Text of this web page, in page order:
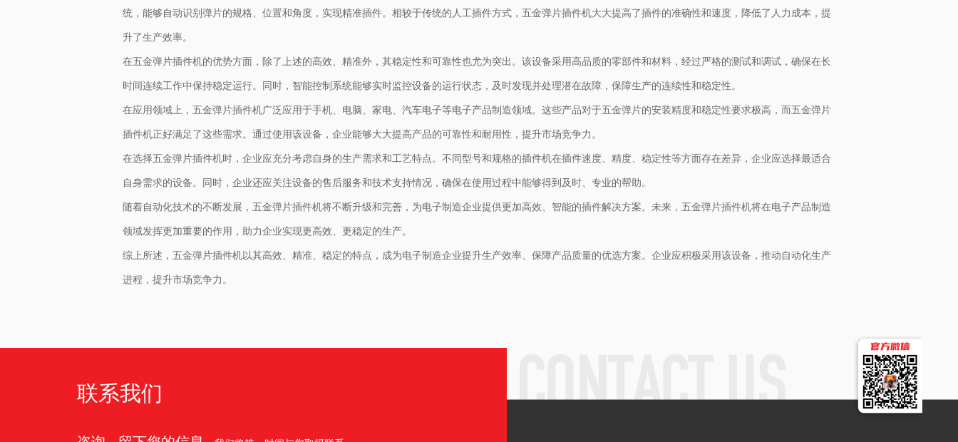
统，能够自动识别弹片的规格、位置和角度，实现精准插件。相较于传统的人工插件方式，五金弹片插件机大大提高了插件的准确性和速度，降低了人力成本，提
升了生产效率。
在五金弹片插件机的优势方面，除了上述的高效、精准外，其稳定性和可靠性也尤为突出。该设备采用高品质的零部件和材料，经过严格的测试和调试，确保在长
时间连续工作中保持稳定运行。同时，智能控制系统能够实时监控设备的运行状态，及时发现并处理潜在故障，保障生产的连续性和稳定性。
在应用领域上，五金弹片插件机广泛应用于手机、电脑、家电、汽车电子等电子产品制造领域。这些产品对于五金弹片的安装精度和稳定性要求极高，而五金弹片
插件机正好满足了这些需求。通过使用该设备，企业能够大大提高产品的可靠性和耐用性，提升市场竞争力。
在选择五金弹片插件机时，企业应充分考虑自身的生产需求和工艺特点。不同型号和规格的插件机在插件速度、精度、稳定性等方面存在差异，企业应选择最适合
自身需求的设备。同时，企业还应关注设备的售后服务和技术支持情况，确保在使用过程中能够得到及时、专业的帮助。
随着自动化技术的不断发展，五金弹片插件机将不断升级和完善，为电子制造企业提供更加高效、智能的插件解决方案。未来，五金弹片插件机将在电子产品制造
领域发挥更加重要的作用，助力企业实现更高效、更稳定的生产。
综上所述，五金弹片插件机以其高效、精准、稳定的特点，成为电子制造企业提升生产效率、保障产品质量的优选方案。企业应积极采用该设备，推动自动化生产
进程，提升市场竞争力。
联系我们